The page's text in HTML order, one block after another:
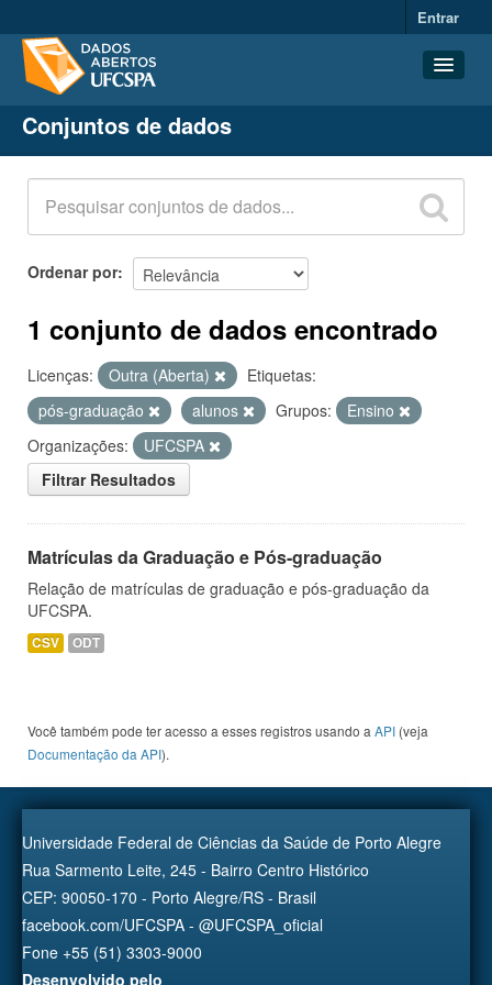
Entrar
Conjuntos de dados
Organizações
Grupos
Sobre
Conjuntos de dados
Ordenar por
1 conjunto de dados encontrado
Licenças: Outra (Aberta)
Etiquetas:
pós-graduação
alunos Grupos:
Ensino
Organizações:
UFCSPA
Filtrar Resultados
Matrículas da Graduação e Pós-graduação
Relação de matrículas de graduação e pós-graduação da
UFCSPA.
CSV ODT
Você também pode ter acesso a esses registros usando a API (veja
Documentação da API).
Universidade Federal de Ciências da Saúde de Porto Alegre
Rua Sarmento Leite, 245 - Bairro Centro Histórico
CEP: 90050-170 - Porto Alegre/RS - Brasil
facebook.com/UFCSPA - @UFCSPA_oficial
Fone +55 (51) 3303-9000
Desenvolvido pelo